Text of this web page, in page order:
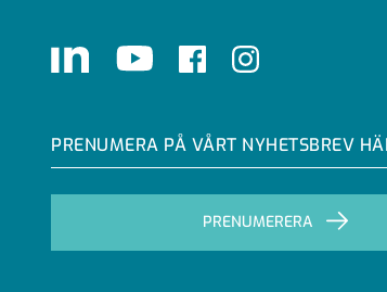
LinkedIn Youtube FacebookInstagram
PRENUMERA PÅ VÅRT NYHETSBREV
PRENUMERERA